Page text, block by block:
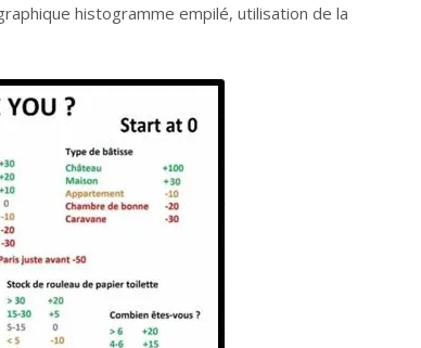
histogramme empilé, utilisation de la